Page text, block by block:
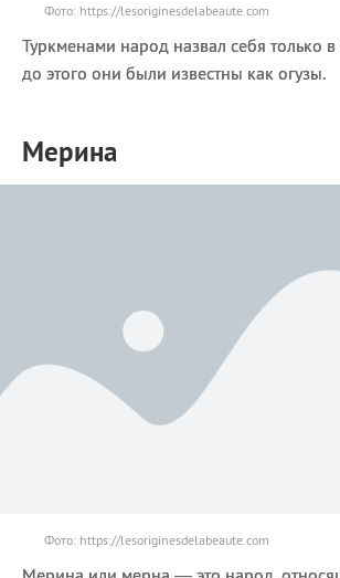
Фото: https://lesoriginesdelabeaute.com
Туркменами народ назвал себя только в
до этого они были известны как огузы.
Мерина
Фото: https://lesoriginesdelabeaute.com